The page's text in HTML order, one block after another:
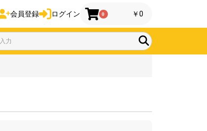
会員登録 ログイン 0 ￥0